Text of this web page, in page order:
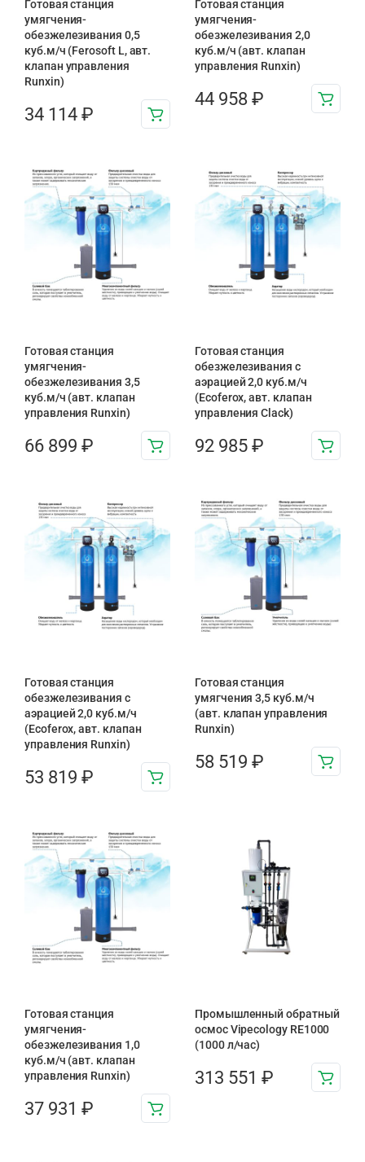
Готовая станция
умягчения-
обезжелезивания 0,5
куб.м/ч (Ferosoft L, авт.
клапан управления
Runxin)
34 114 ₽
Готовая станция
умягчения-
обезжелезивания 2,0
куб.м/ч (авт. клапан
управления Runxin)
44 958 ₽
Готовая станция
умягчения-
обезжелезивания 3,5
куб.м/ч (авт. клапан
управления Runxin)
66 899 ₽
Готовая станция
обезжелезивания c
аэрацией 2,0 куб.м/ч
(Ecoferox, авт. клапан
управления Clack)
92 985 ₽
Готовая станция
обезжелезивания c
аэрацией 2,0 куб.м/ч
(Ecoferox, авт. клапан
управления Runxin)
53 819 ₽
Готовая станция
умягчения 3,5 куб.м/ч
(авт. клапан управления
Runxin)
58 519 ₽
Готовая станция
умягчения-
обезжелезивания 1,0
куб.м/ч (авт. клапан
управления Runxin)
37 931 ₽
Промышленный обратный
осмос Vipecology RE1000
(1000 л/час)
313 551 ₽